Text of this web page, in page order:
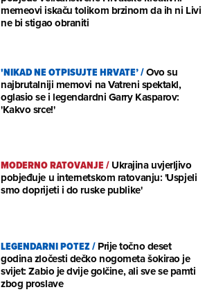
memeovi iskaču tolikom brzinom da ih ni Livi
ne bi stigao obraniti
'NIKAD NE OTPISUJTE HRVATE’/Ovo su
najbrutalniji memovi na Vatreni spektakl,
oglasio se i legendardni Garry Kasparov:
'Kakvo srce!'
MODERNO RATOVANJE/Ukrajina uvjerljivo
pobjeđuje u internetskom ratovanju: 'Uspjeli
smo doprijeti i do ruske publike'
LEGENDARNI POTEZ/Prije točno deset
godina zločesti dečko nogometa šokirao je
svijet: Zabio je dvije golčine, ali sve se pamti
zbog proslave